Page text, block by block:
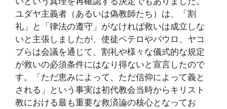
ユダヤ主義者（あるいは偽教師たち）は、「割
礼」と「律法の遵守」がなければ救いは成立しな
いと主張しましたが、使徒ペテロやパウロ、ヤコ
ブらは会議を通じて、割礼や様々な儀式的な規定
が救いの必須条件にはなり得ないと宣言したので
す。「ただ恵みによって、ただ信仰によって義と
される」という事実は初代教会当時からキリスト
教における最も重要な救済論の核心となってお